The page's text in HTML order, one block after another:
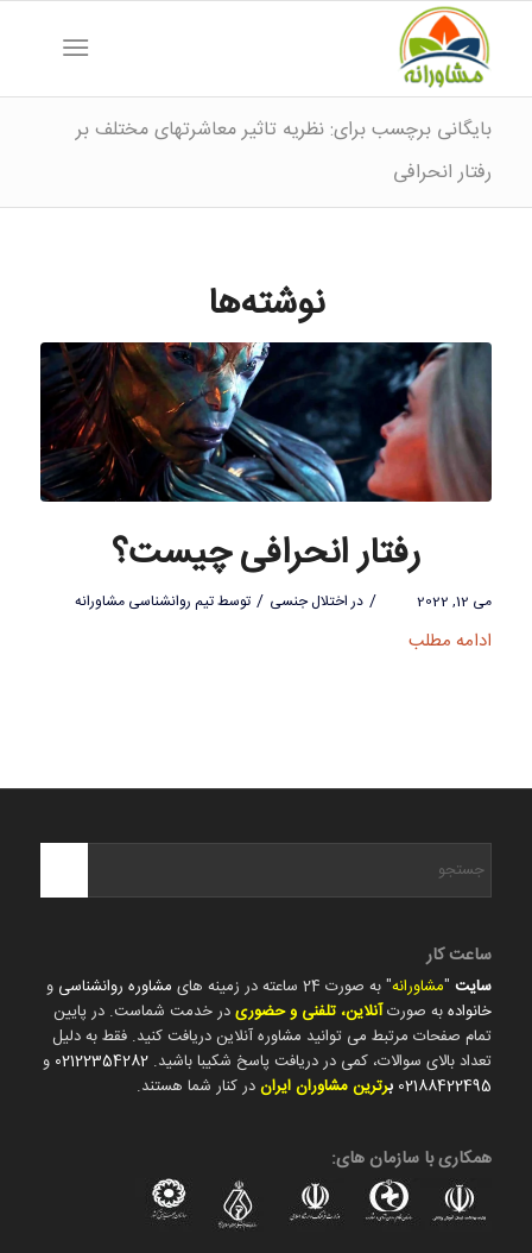
بایگانی برچسب برای: نظریه تاثیر معاشرتهای مختلف بر
رفتار انحرافی
نوشته‌ها
رفتار انحرافی چیست؟
می 12, 2022 / دراختلال جنسی / توسطتیم روانشناسی مشاورانه
ادامه مطلب
ساعت کار
سایت"مشاورانه" به صورت 24 ساعته در زمینه های مشاوره روانشناسی و
خانوادهبه صورتآنلاین، تلفنی و حضوریدر خدمت شماست. در پایین
تمام صفحات مرتبط می توانید مشاوره آنلاین دریافت کنید. فقط به دلیل
تعداد بالای سوالات، کمی در دریافت پاسخ شکیبا باشید. 02122354282 و
02188422495 برترین مشاوران ایراندر کنار شما هستند.
همکاری با سازمان های: